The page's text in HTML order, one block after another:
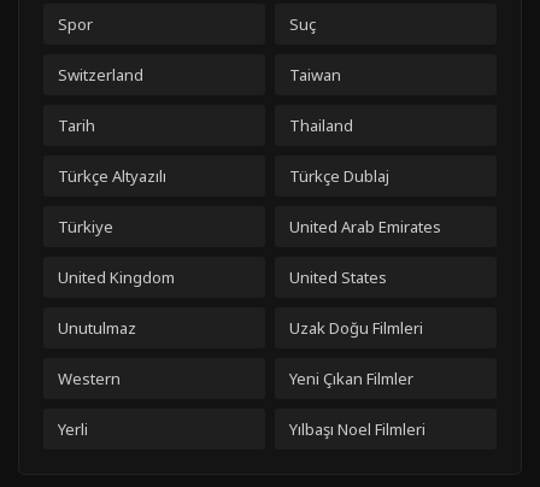
Spor Suç
Switzerland Taiwan
Tarih Thailand
Türkçe Altyazılı Türkçe Dublaj
Türkiye United Arab Emirates
United Kingdom United States
Unutulmaz Uzak Doğu Filmleri
Western Yeni Çıkan Filmler
Yerli Yılbaşı Noel Filmleri